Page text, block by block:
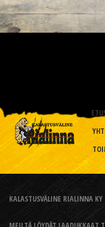
KALASTUSVÄLINE RIALINNA KY